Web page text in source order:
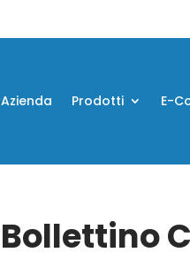
Azienda Prodotti E-
Bollettino